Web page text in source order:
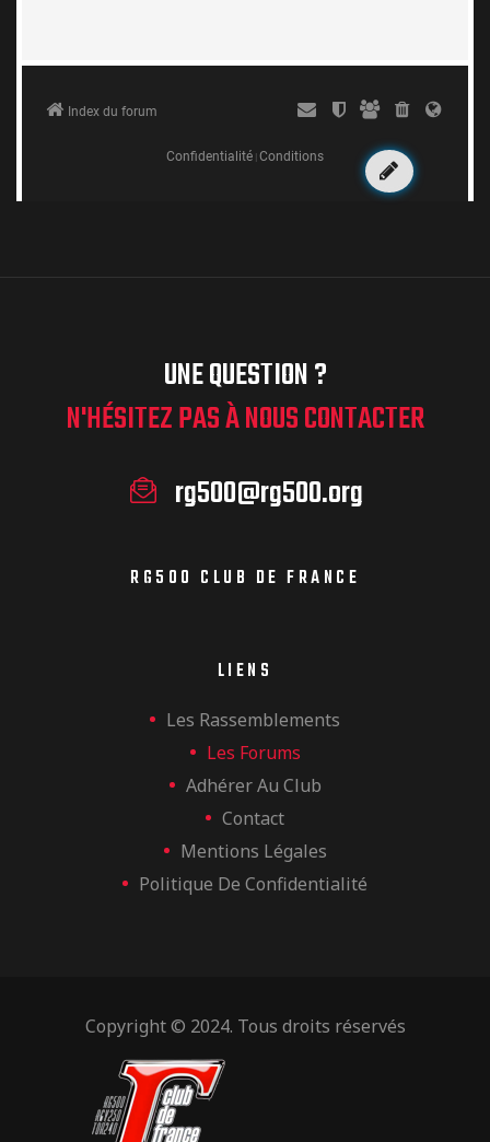
UNE QUESTION ?
N'HÉSITEZ PAS À NOUS CONTACTER
rg500@rg500.org
RG500 CLUB DE FRANCE
LIENS
Les Rassemblements
Les Forums
Adhérer Au Club
Contact
Mentions Légales
Politique De Confidentialité
Copyright © 2024. Tous droits réservés